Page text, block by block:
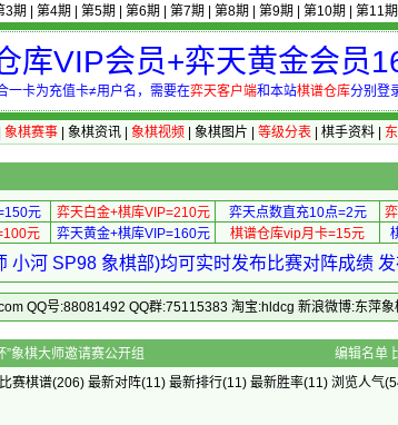
3期 第4期 第5期 第6期 第7期 第8期 第9期 第10期 第11期
库VIP会员+弈天黄金会员
一卡为充值卡≠用户名，需要在弈天客户端和本站棋谱仓库分别登
象棋赛事| 象棋资讯| 象棋视频 象棋图片 等级分表| 棋手资料|
元 弈天白金+棋库VIP=210元 弈天点数直充10点=2元
元 弈天黄金+棋库VIP=160元 棋谱仓库vip月卡=15元
小河 SP98 象棋部)均可实时发布比赛对阵成绩
QQ号:88081492 QQ群:75115383 淘宝:hldcg 新浪微博:东萍象
二届“宝宝杯”象棋大师邀请赛公开组 编辑名单
比赛棋谱(206) 最新对阵(11) 最新排行(11) 最新胜率(11) 浏览人气